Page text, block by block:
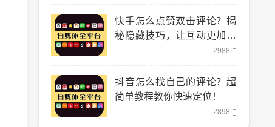
快手怎么点赞双击评论？揭
秘隐藏技巧，让互动更加轻
2988
抖音怎么找自己的评论？超
简单教程教你快速定位！
2898